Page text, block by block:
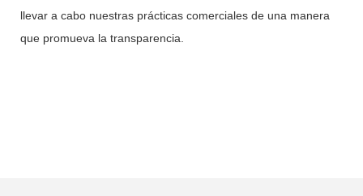
llevar a cabo nuestras prácticas comerciales de una manera
que promueva la transparencia.